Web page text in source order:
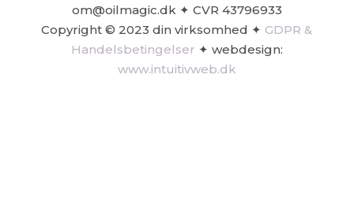
om@oilmagic.dk ✦ CVR 43796933
Copyright © 2023 din virksomhed ✦ GDPR &
Handelsbetingelser ✦ webdesign:
www.intuitivweb.dk